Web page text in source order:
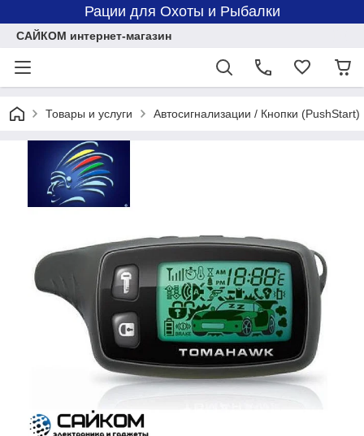
Рации для Охоты и Рыбалки
САЙКОМ интернет-магазин
Товары и услуги Автосигнализации / Кнопки (PushStart)